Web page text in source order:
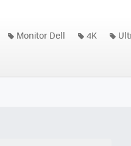
Monitor Dell 4K